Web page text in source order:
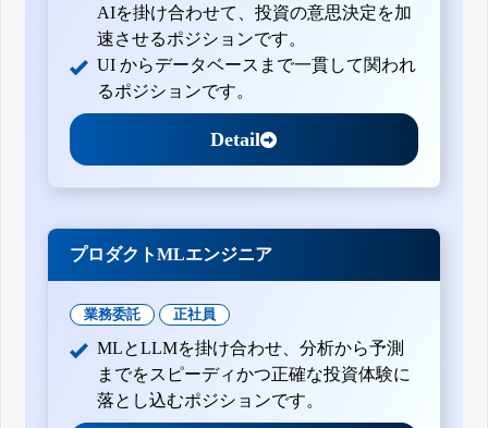
AIを掛け合わせて、投資の意思決定を加
速させるポジションです。
UI からデータベースまで一貫して関われ
るポジションです。
Detail
プロダクトMLエンジニア
業務委託 正社員
MLとLLMを掛け合わせ、分析から予測
までをスピーディかつ正確な投資体験に
落とし込むポジションです。